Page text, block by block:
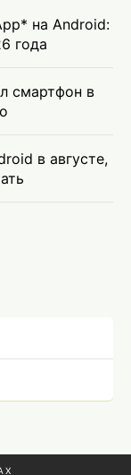
на Android:
года
смартфон в
в августе,